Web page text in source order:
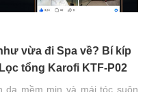
vừa đi Spa về? Bí kíp
tổng Karofi KTF-P02
da mềm mịn và mái tóc suôn